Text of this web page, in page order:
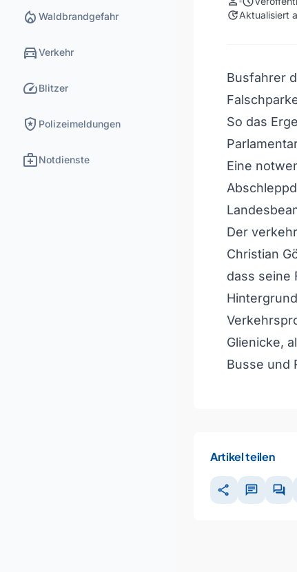
local_fire_department Waldbrandgefahr
directions_carVerkehr
speedBlitzer
local_police Polizeimeldungen
medical_servicesNotdienste
updateAktualisiert
Busfahrer
So das
Eine
Der
Christian
dass seine
Glienicke,
Busse und
Artikel teilen
share chat forum